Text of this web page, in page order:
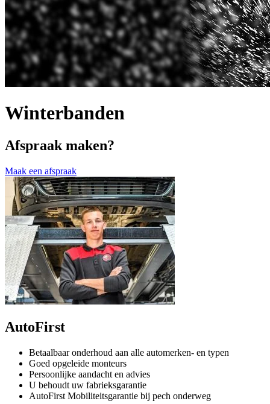
Winterbanden
Afspraak maken?
Maak een afspraak
AutoFirst
Betaalbaar onderhoud aan alle automerken- en typen
Goed opgeleide monteurs
Persoonlijke aandacht en advies
U behoudt uw fabrieksgarantie
AutoFirst Mobiliteitsgarantie bij pech onderweg